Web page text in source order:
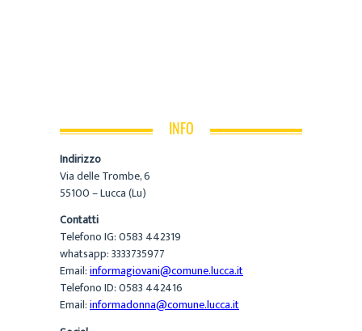
INFO
Indirizzo
Via delle Trombe, 6
55100 – Lucca (Lu)
Contatti
Telefono IG: 0583 442319
whatsapp: 3333735977
Email:informagiovani@comune.lucca.it
Telefono ID: 0583 442416
Email:informadonna@comune.lucca.it